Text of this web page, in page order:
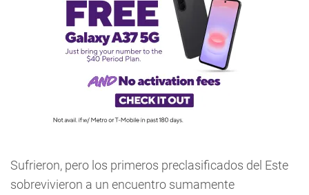
Sufrieron, pero los primeros preclasificados del Este
sobrevivieron a un encuentro sumamente